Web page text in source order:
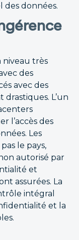
données.
niveau très
des
avec des
L’un
l’accès des
Les
le pays,
autorisé par
et
assurées. La
intégral
et la